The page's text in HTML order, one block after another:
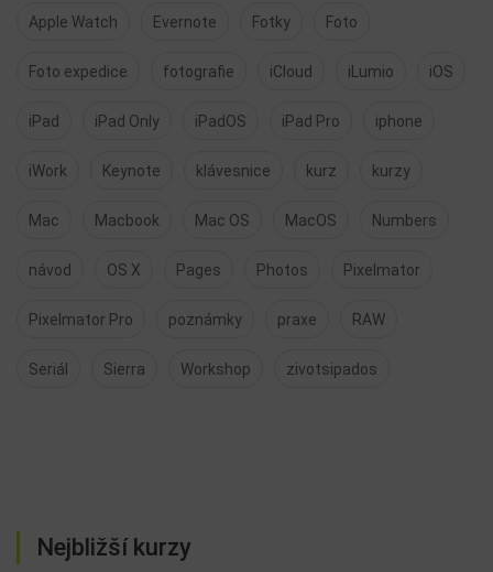
Apple Watch Evernote Fotky Foto
Foto expedice fotografie iCloud iLumio iOS
iPad iPad Only iPadOS iPad Pro iphone
iWork Keynote klávesnice kurz kurzy
Mac Macbook Mac OS MacOS Numbers
návod OS X Pages Photos Pixelmator
Pixelmator Pro poznámky praxe RAW
Seriál Sierra Workshop zivotsipados
Nejbližší kurzy